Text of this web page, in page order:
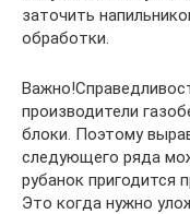
заточить
обработки.
производители
блоки. Поэтому
следующего ряда
рубанок пригодится
Это когда нужно